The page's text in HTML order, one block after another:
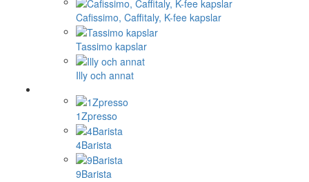
Cafissimo, Caffitaly, K-fee kapslar
Tassimo kapslar
Illy och annat
1Zpresso
4Barista
9Barista